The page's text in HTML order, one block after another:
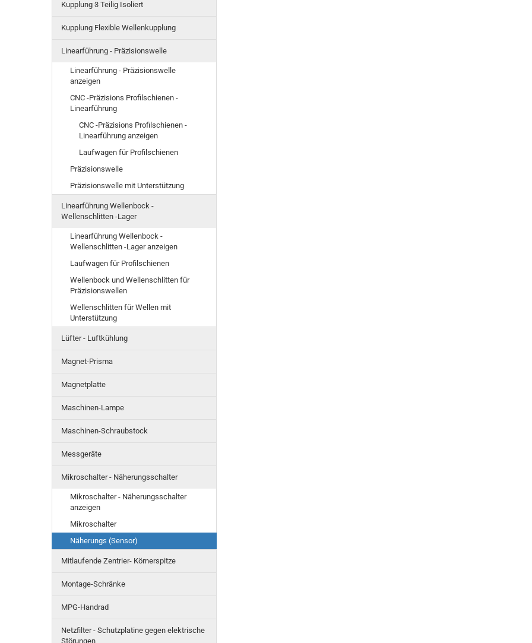
Kupplung 3 Teilig Isoliert
Kupplung Flexible Wellenkupplung
Linearführung - Präzisionswelle
Linearführung - Präzisionswelle
anzeigen
CNC -Präzisions Profilschienen -
Linearführung
CNC -Präzisions Profilschienen -
Linearführung anzeigen
Laufwagen für Profilschienen
Präzisionswelle
Präzisionswelle mit Unterstützung
Linearführung Wellenbock -
Wellenschlitten -Lager
Linearführung Wellenbock -
Wellenschlitten -Lager anzeigen
Laufwagen für Profilschienen
Wellenbock und Wellenschlitten für
Präzisionswellen
Wellenschlitten für Wellen mit
Unterstützung
Lüfter - Luftkühlung
Magnet-Prisma
Magnetplatte
Maschinen-Lampe
Maschinen-Schraubstock
Messgeräte
Mikroschalter - Näherungsschalter
Mikroschalter - Näherungsschalter
anzeigen
Mikroschalter
Näherungs (Sensor)
Mitlaufende Zentrier- Körnerspitze
Montage-Schränke
MPG-Handrad
Netzfilter - Schutzplatine gegen elektrische
Störungen